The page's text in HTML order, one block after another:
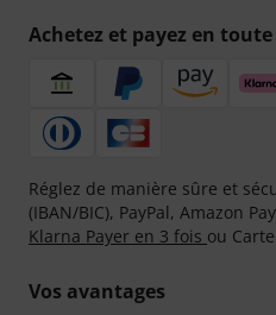
Achetez et payez en
Réglez de manière sûre et
(IBAN/BIC), PayPal, Amazon
Klarna Payer en 3 fois ou
Vos avantages